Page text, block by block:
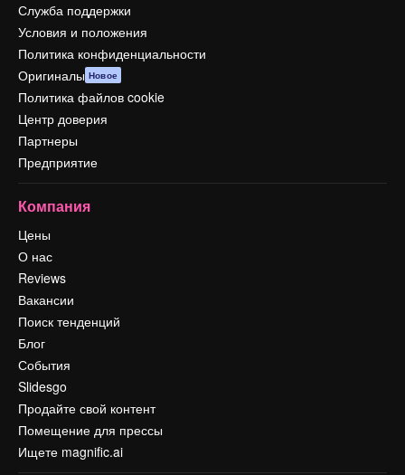
Служба поддержки
Условия и положения
Политика конфиденциальности
Оригиналы Новое
Политика файлов cookie
Центр доверия
Партнеры
Предприятие
Компания
Цены
О нас
Reviews
Вакансии
Поиск тенденций
Блог
События
Slidesgo
Продайте свой контент
Помещение для прессы
Ищете magnific.ai